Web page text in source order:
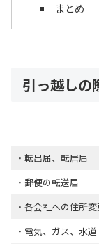
まとめ
引っ越しの
・転出届、転居届
・郵便の転送届
・各会社への住所
・電気、ガス、水道